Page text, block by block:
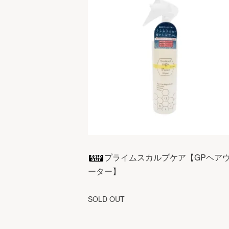
プライムスカルプケア【GPヘア
ーター】
SOLD OUT